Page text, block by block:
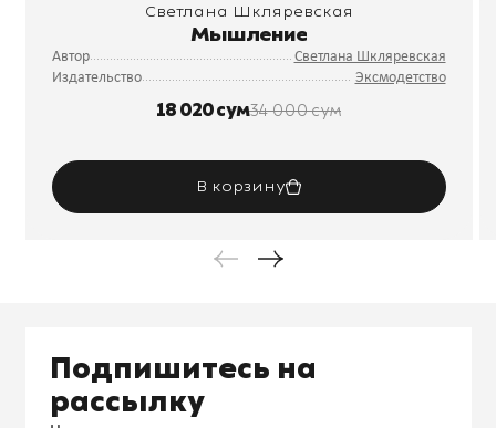
Светлана Шкляревская
Мышление
Автор
Светлана Шкляревская
Издательство
Эксмодетство
18 020 сум34 000 сум
В корзину
Подпишитесь на
рассылку